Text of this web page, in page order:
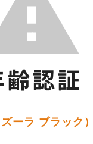
ーラ ブラック